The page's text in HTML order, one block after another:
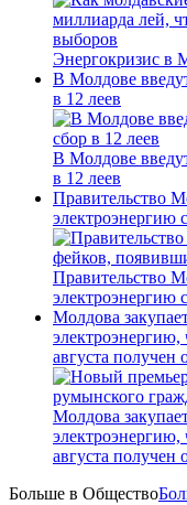
Энергокризис в
В Молдове
в 12 леев
В Молдове
в 12 леев
Правительство
электроэнергию
Правительство
электроэнергию
Молдова
августа получен
Молдова
августа получен
Больше в Общество